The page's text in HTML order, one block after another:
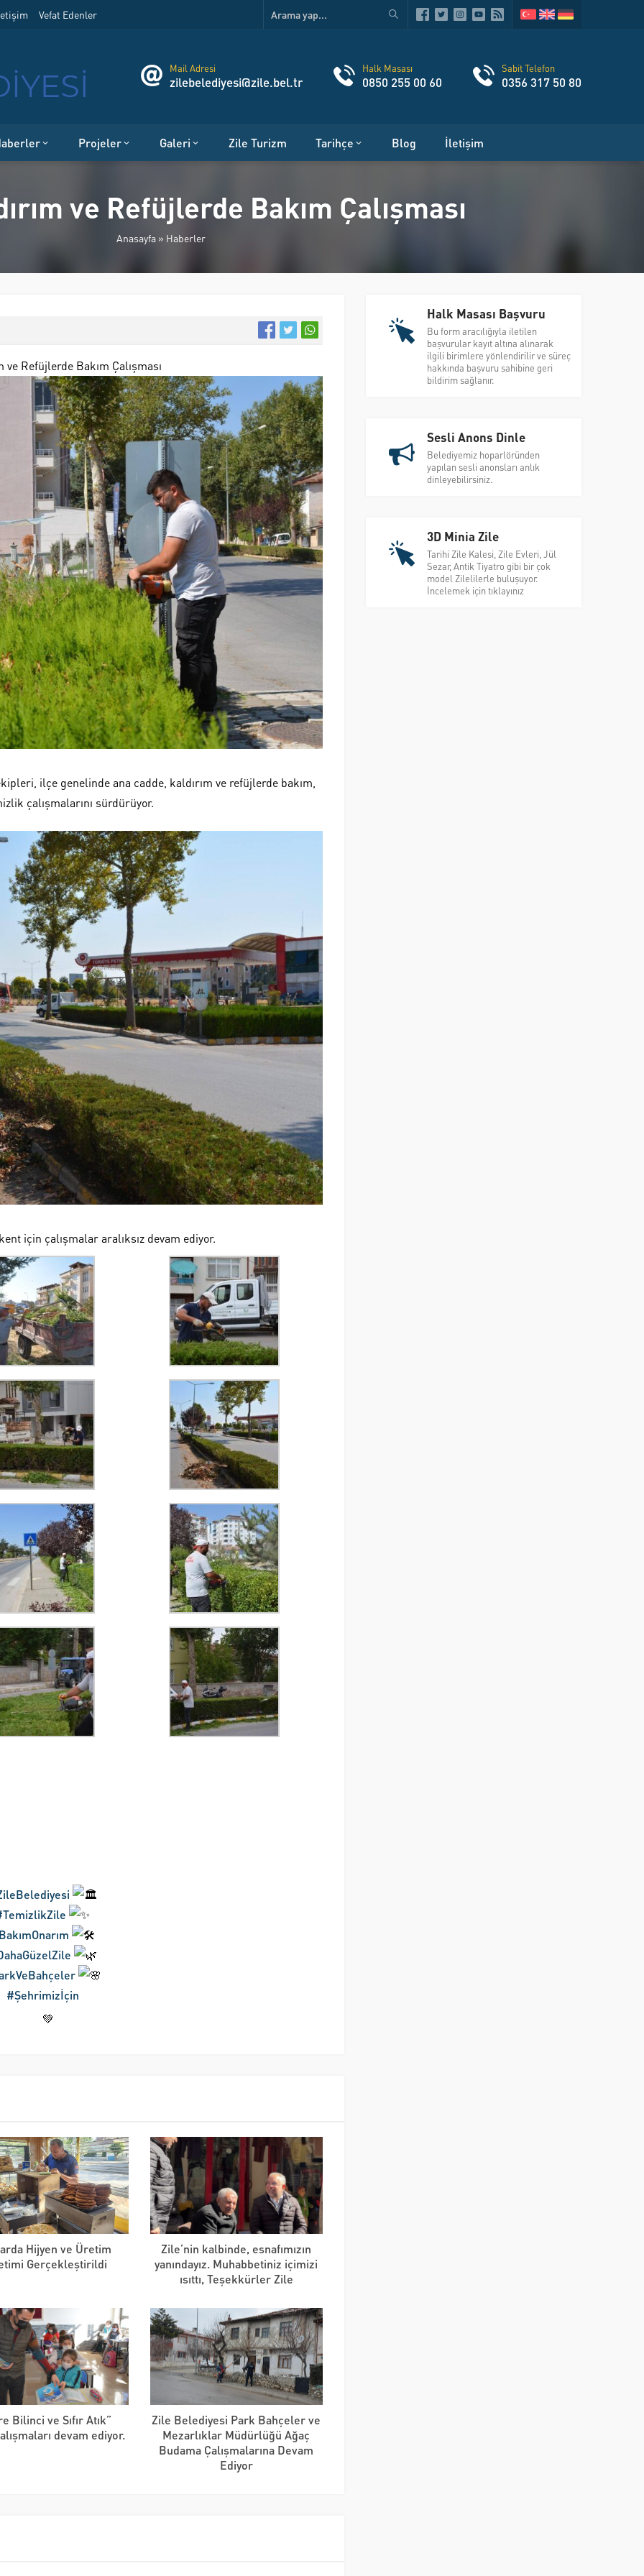
Vefat Edenler
Mail Adresi
zilebelediyesi@zile.bel.tr
Halk Masası
0850 255 00 60
Sabit Telefon
0356 317 50 80
Projeler Galeri Zile Turizm Tarihçe Blog İletişim
ve Refüjlerde Bakım Çalışması
Anasayfa » Haberler
ve Refüjlerde Bakım Çalışması
ilçe genelinde ana cadde, kaldırım ve refüjlerde bakım,
çalışmalarını sürdürüyor.
için çalışmalar aralıksız devam ediyor.
#Şehrimizİçin
Hijyen ve Üretim
Gerçekleştirildi
Zile’nin kalbinde, esnafımızın
yanındayız. Muhabbetiniz içimizi
ısıttı, Teşekkürler Zile
Bilinci ve Sıfır Atık”
devam ediyor.
Zile Belediyesi Park Bahçeler ve
Mezarlıklar Müdürlüğü Ağaç
Budama Çalışmalarına Devam
Ediyor
Halk Masası Başvuru
Bu form aracılığıyla iletilen
başvurular kayıt altına alınarak
ilgili birimlere yönlendirilir ve süreç
hakkında başvuru sahibine geri
bildirim sağlanır.
Sesli Anons Dinle
Belediyemiz hoparlöründen
yapılan sesli anonsları anlık
dinleyebilirsiniz.
3D Minia Zile
Tarihi Zile Kalesi, Zile Evleri, Jül
Sezar, Antik Tiyatro gibi bir çok
model Zilelilerle buluşuyor.
İncelemek için tıklayınız